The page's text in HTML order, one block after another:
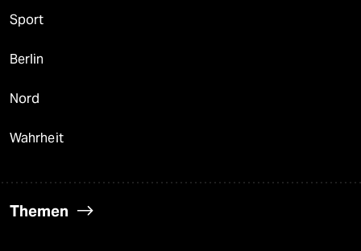
Sport
Berlin
Nord
Wahrheit
Themen